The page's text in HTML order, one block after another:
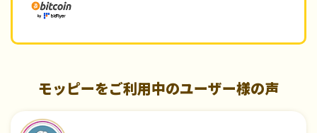
モッピーをご利用中のユーザー様の声